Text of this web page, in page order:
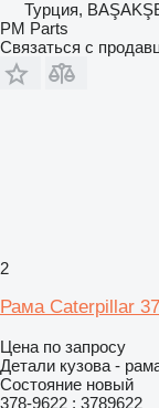
Турция,
PM Parts
Связаться с
2
Рама Caterpillar
Цена по запросу
Детали кузова -
Состояние новый
378-9622 ; 3789622